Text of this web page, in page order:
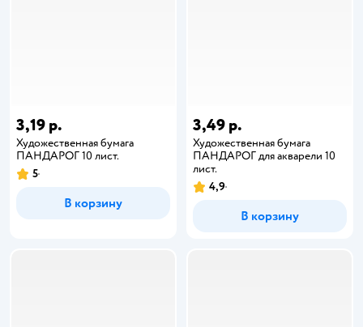
3,19 р.
Художественная бумага
ПАНДАРОГ 10 лист.
5
В корзину
3,49 р.
Художественная бумага
ПАНДАРОГ для акварели 10
лист.
4,9
В корзину